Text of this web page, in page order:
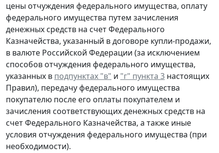
цены отчуждения федерального имущества, оплату
федерального имущества путем зачисления
денежных средств на счет Федерального
Казначейства, указанный в договоре купли-продажи,
в валюте Российской Федерации (за исключением
способов отчуждения федерального имущества,
указанных в подпунктах "в" и "г" пункта 3 настоящих
Правил), передачу федерального имущества
покупателю после его оплаты покупателем и
зачисления соответствующих денежных средств на
счет Федерального Казначейства, а также иные
условия отчуждения федерального имущества (при
необходимости).